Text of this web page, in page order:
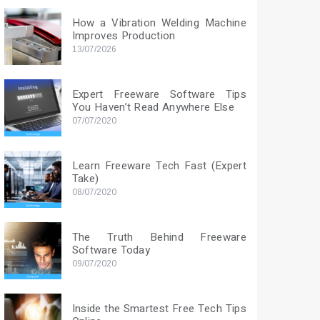
How a Vibration Welding Machine
Improves Production
13/07/2026
Expert Freeware Software Tips
You Haven’t Read Anywhere Else
07/07/2020
Learn Freeware Tech Fast (Expert
Take)
08/07/2020
The Truth Behind Freeware
Software Today
09/07/2020
Inside the Smartest Free Tech Tips